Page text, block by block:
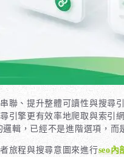
聯、提升整體可讀性與搜尋
引擎更有效率地爬取與索引
邏輯，已經不是進階選項，而
旅程與搜尋意圖來進行seo內